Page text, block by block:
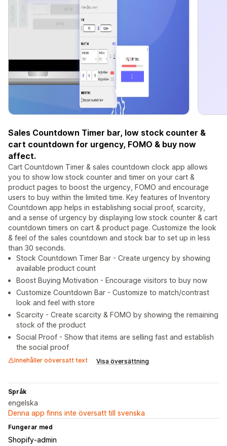
Sales Countdown Timer bar, low stock counter &
cart countdown for urgency, FOMO & buy now
affect.
Cart Countdown Timer & sales countdown clock app allows
you to show low stock counter and timer on your cart &
product pages to boost the urgency, FOMO and encourage
users to buy within the limited time. Key features of Inventory
Countdown app helps in establishing social proof, scarcity,
and a sense of urgency by displaying low stock counter & cart
countdown timers on cart & product page. Customize the look
& feel of the sales countdown and stock bar to set up in less
than 30 seconds.
Stock Countdown Timer Bar - Create urgency by showing
available product count
Boost Buying Motivation - Encourage visitors to buy now
Customize Countdown Bar - Customize to match/contrast
look and feel with store
Scarcity - Create scarcity & FOMO by showing the remaining
stock of the product
Social Proof - Show that items are selling fast and establish
the social proof
Innehåller oöversatt text Visa översättning
Språk
engelska
Denna app finns inte översatt till svenska
Fungerar med
Shopify-admin